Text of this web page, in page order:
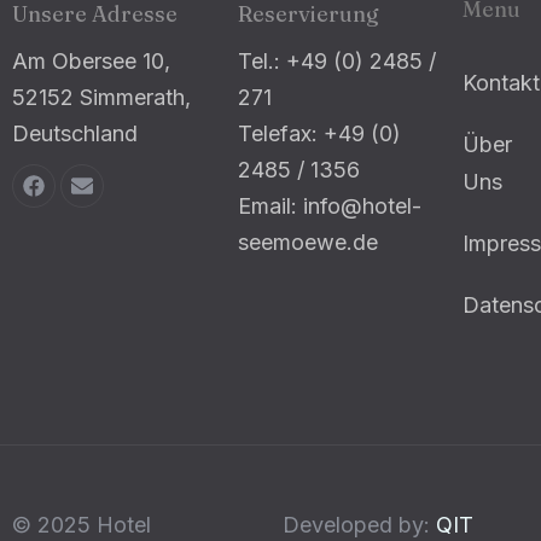
Unsere Adresse
Am Obersee 10,
52152 Simmerath,
Deutschland
Reservierung
Tel.: +49 (0) 2485 /
271
Telefax: +49 (0)
2485 / 1356
Email: info@hotel-
seemoewe.de
Menu
Kontakt
Über
Uns
© 2025 Hotel Developed by: QIT